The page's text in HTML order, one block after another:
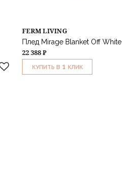
FERM LIVING
Плед Mirage Blanket Off White
22 388 ₽
КУПИТЬ В 1 КЛИК